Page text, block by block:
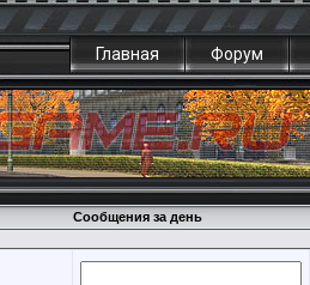
Главная Форум
Сообщения за день